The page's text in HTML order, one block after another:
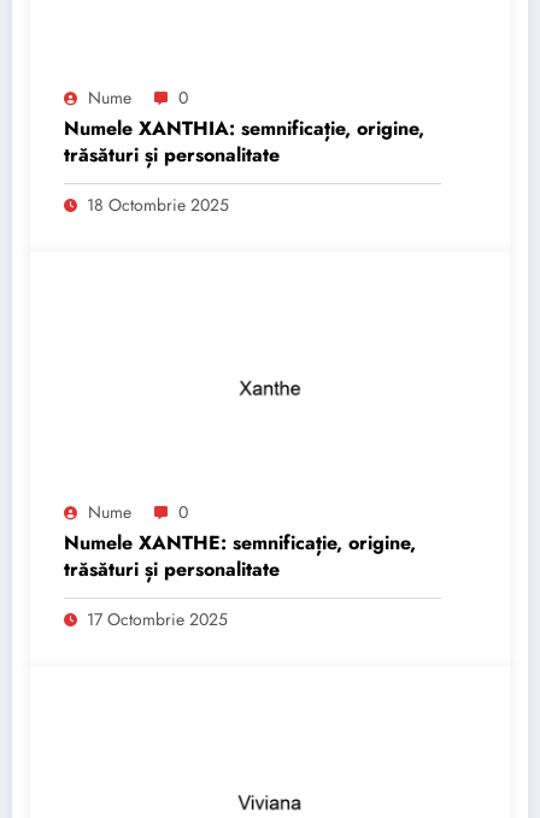
Nume 0
Numele XANTHIA: semnificație, origine,
trăsături și personalitate
18 Octombrie 2025
Nume 0
Numele XANTHE: semnificație, origine,
trăsături și personalitate
17 Octombrie 2025